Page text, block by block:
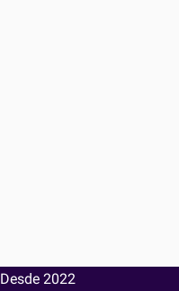
Desde 2022